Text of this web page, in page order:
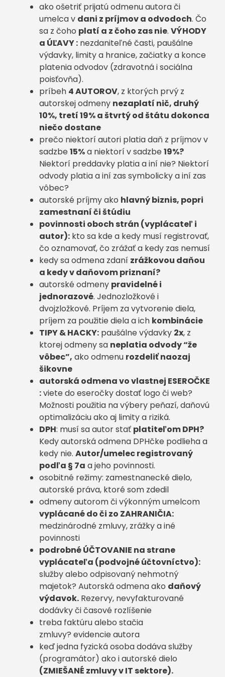
ako ošetriť prijatú odmenu autora či
umelca v dani z príjmov a odvodoch. Čo
sa z čoho platí a z čoho zas nie. VÝHODY
a ÚĽAVY : nezdaniteľné časti, paušálne
výdavky, limity a hranice, začiatky a konce
platenia odvodov (zdravotná i sociálna
poisťovňa).
príbeh 4 AUTOROV, z ktorých prvý z
autorskej odmeny nezaplatí nič, druhý
10%, tretí 19% a štvrtý od štátu dokonca
niečo dostane
prečo niektorí autori platia daň z príjmov v
sadzbe 15%a niektorí v sadzbe 19%?
Niektorí preddavky platia a iní nie? Niektorí
odvody platia a iní zas symbolicky a iní zas
vôbec?
autorské príjmy ako hlavný biznis, popri
zamestnaní či štúdiu
povinnosti oboch strán (vyplácateľ i
autor): kto sa kde a kedy musí registrovať,
čo oznamovať, čo zrážať a kedy zas nemusí
kedy sa odmena zdaní zrážkovou daňou
a kedy v daňovom priznaní?
autorské odmeny pravidelné i
jednorazové. Jednozložkové i
dvojzložkové. Príjem za vytvorenie diela,
príjem za použitie diela a ich kombinácie
TIPY & HACKY: paušálne výdavky 2x, z
ktorej odmeny sa neplatia odvody “že
vôbec”, ako odmenu rozdeliť naozaj
šikovne
autorská odmena vo vlastnej ESEROČKE
:viete do eseročky dostať logo či web?
Možnosti použitia na výbery peňazí, daňovú
optimalizáciu ako aj limity a riziká.
DPH: musí sa autor stať platiteľom DPH?
Kedy autorská odmena DPHčke podlieha a
kedy nie. Autor/umelec registrovaný
podľa § 7a a jeho povinnosti.
osobitné režimy: zamestnanecké dielo,
autorské práva, ktoré som zdedil
odmeny autorom či výkonným umelcom
vyplácané do či zo ZAHRANIČIA:
medzinárodné zmluvy, zrážky a iné
povinnosti
podrobné ÚČTOVANIE na strane
vyplácateľa (podvojné účtovníctvo):
služby alebo odpisovaný nehmotný
majetok? Autorská odmena ako daňový
výdavok. Rezervy, nevyfakturované
dodávky či časové rozlíšenie
treba faktúru alebo stačia
zmluvy? evidencie autora
keď jedna fyzická osoba dodáva služby
(programátor) ako i autorské dielo
(ZMIEŠANÉ zmluvy v IT sektore).